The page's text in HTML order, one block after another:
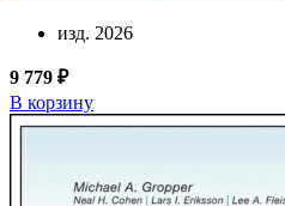
изд. 2026
9 779 ₽
В корзину